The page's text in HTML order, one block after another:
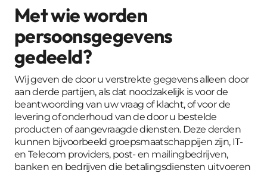
Met wie worden
persoonsgegevens
gedeeld?
Wij geven de door u verstrekte gegevens alleen door
aan derde partijen, als dat noodzakelijk is voor de
beantwoording van uw vraag of klacht, of voor de
levering of onderhoud van de door u bestelde
producten of aangevraagde diensten. Deze derden
kunnen bijvoorbeeld groepsmaatschappijen zijn, IT-
en Telecom providers, post- en mailingbedrijven,
banken en bedrijven die betalingsdiensten uitvoeren